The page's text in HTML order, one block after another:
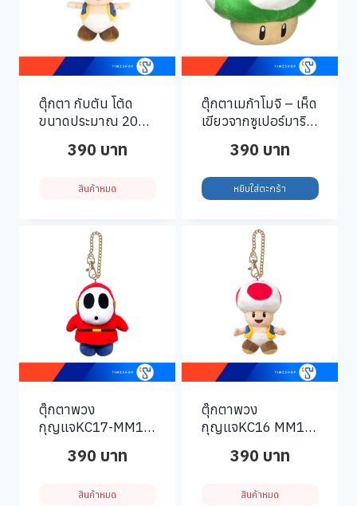
ตุ๊กตา กับตัน โต้ด
ขนาดประมาณ 20
390 บาท
สินค้าหมด
ตุ๊กตาเมก้าโมจิ – เห็ด
เขียวจากซูเปอร์มาริโอ
เซนติเมตร
390 บาท
หยิบใส่ตะกร้า
ตุ๊กตาพวง
กุญแจKC17-MM11-
390 บาท
สินค้าหมด
ตุ๊กตาพวง
กุญแจKC16 MM10-
390 บาท
สินค้าหมด